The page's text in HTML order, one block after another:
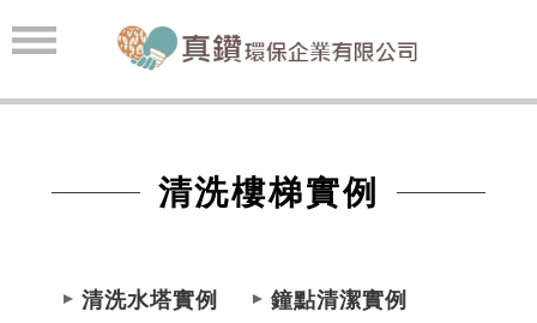
清洗樓梯實例
清洗水塔實例 鐘點清潔實例